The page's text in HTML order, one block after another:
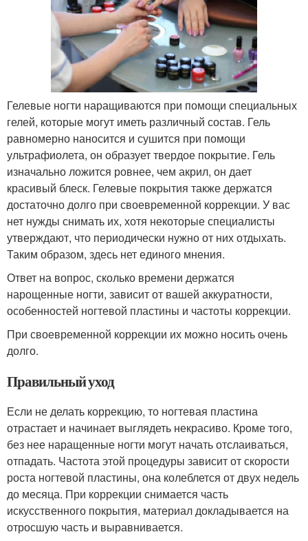
Гелевые ногти наращиваются при помощи специальных
гелей, которые могут иметь различный состав. Гель
равномерно наносится и сушится при помощи
ультрафиолета, он образует твердое покрытие. Гель
изначально ложится ровнее, чем акрил, он дает
красивый блеск. Гелевые покрытия также держатся
достаточно долго при своевременной коррекции. У вас
нет нужды снимать их, хотя некоторые специалисты
утверждают, что периодически нужно от них отдыхать.
Таким образом, здесь нет единого мнения.
Ответ на вопрос, сколько времени держатся
нарощенные ногти, зависит от вашей аккуратности,
особенностей ногтевой пластины и частоты коррекции.
При своевременной коррекции их можно носить очень
долго.
Правильный уход
Если не делать коррекцию, то ногтевая пластина
отрастает и начинает выглядеть некрасиво. Кроме того,
без нее наращенные ногти могут начать отслаиваться,
отпадать. Частота этой процедуры зависит от скорости
роста ногтевой пластины, она колеблется от двух недель
до месяца. При коррекции снимается часть
искусственного покрытия, материал докладывается на
отросшую часть и выравнивается.